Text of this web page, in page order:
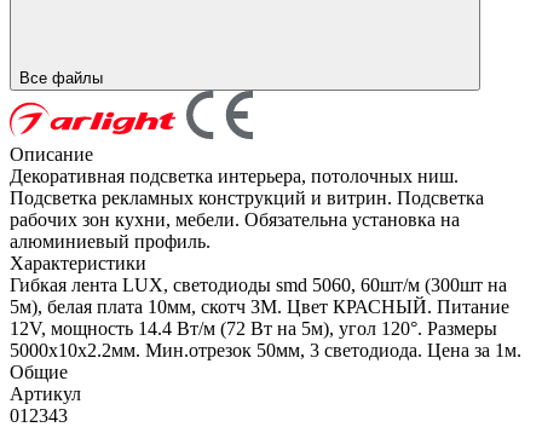
Все файлы
Описание
Декоративная подсветка интерьера, потолочных ниш.
Подсветка рекламных конструкций и витрин. Подсветка
рабочих зон кухни, мебели. Обязательна установка на
алюминиевый профиль.
Характеристики
Гибкая лента LUX, светодиоды smd 5060, 60шт/м (300шт на
5м), белая плата 10мм, скотч 3М. Цвет КРАСНЫЙ. Питание
12V, мощность 14.4 Вт/м (72 Вт на 5м), угол 120°. Размеры
5000х10x2.2мм. Мин.отрезок 50мм, 3 светодиода. Цена за 1м.
Общие
Артикул
012343